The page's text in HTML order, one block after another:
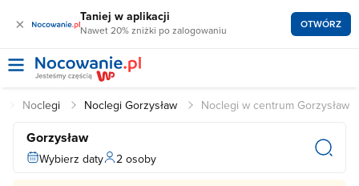
× Taniej w aplikacji
Nawet 20% zniżki po zalogowaniu OTWÓRZ
Noclegi Noclegi Gorzysław Noclegi w centrum Gorzysław
Gorzysław
Wybierz daty 2 osoby